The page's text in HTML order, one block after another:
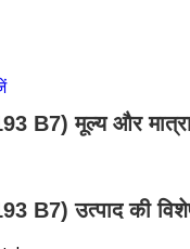
B7) मूल्य और
B7) उत्पाद की